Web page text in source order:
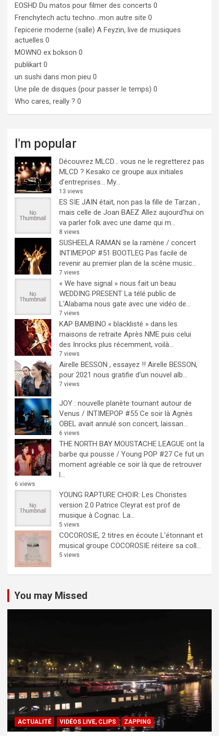
EOSHD Du matos pour filmer des concerts 0
Frenchytech actu techno…mon autre site 0
l'epicerie moderne (salle) A Feyzin, live de musiques
actuelles 0
MOWNO ex bokson 0
publikart 0
un sushi dans mon pieu 0
Une pile de disques (pour passer le temps) 0
Who cares, really ? 0
I'm popular
Découvrez MLCD… vous ne le regretterez pas
MLCD ? Kesako ce groupe aux initiales
d’entreprises… My...
13 views
ES SIE JAIN était, non pas la fille de Tarzan ,
mais celle de Joan BAEZ Allez aujourd'hui on
va parler folk avec une dame qui m...
8 views
SUSHEELA RAMAN se la ramène / concert
INTIMEPOP #51 BOOTLEG Pas facile de
revenir au premier plan de la scène music...
7 views
« We have signal » nous fait un beau
WEDDING PRESENT La télé public de
L'Alabama nous gate avec une vidéo de...
7 views
KAP BAMBINO « blacklisté » dans les
maisons de retraite Après NME puis celui
des Inrocks plus récemment, voilà...
7 views
Airelle BESSON , essayez !! Airelle BESSON,
pour 2021 nous gratifie d'un nouvel alb...
7 views
JOY : nouvelle planète tournant autour de
Venus / INTIMEPOP #55 Ce soir là Agnès
OBEL avait annulé son concert, laissan...
6 views
THE NORTH BAY MOUSTACHE LEAGUE ont la
barbe qui pousse / Young POP #27 Ce fut un
moment agréable ce soir là que de retrouver
l...
6 views
YOUNG RAPTURE CHOIR: Les Choristes
version 2.0 Patrice Cleyrat est prof de
musique à Cognac. La...
5 views
COCOROSIE, 2 titres en écoute L'étonnant et
musical groupe COCOROSIE réiteire sa coll...
5 views
You may Missed
ACTUALITÉ VIDÉOS LIVE, CLIPS ZAPPING